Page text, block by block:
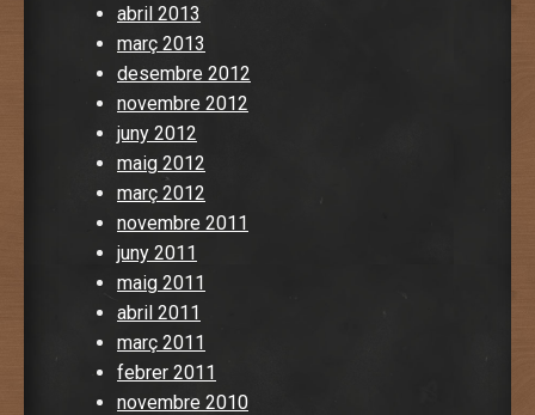
abril 2013
març 2013
desembre 2012
novembre 2012
juny 2012
maig 2012
març 2012
novembre 2011
juny 2011
maig 2011
abril 2011
març 2011
febrer 2011
novembre 2010